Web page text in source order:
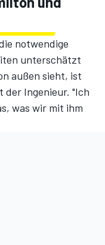
notwendige
unterschätzt
außen sieht, ist
der Ingenieur. "Ich
was wir mit ihm